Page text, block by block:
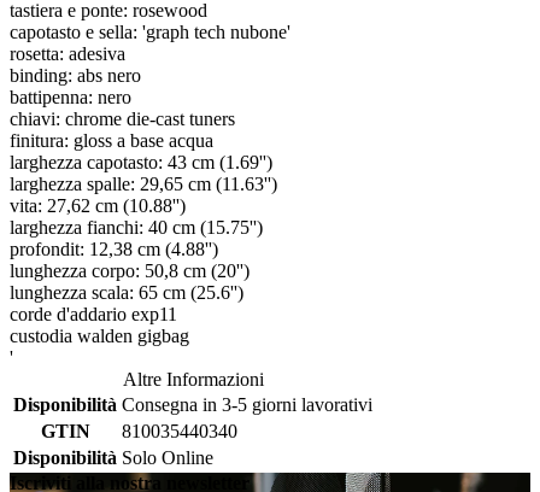
tastiera e ponte: rosewood
capotasto e sella: 'graph tech nubone'
rosetta: adesiva
binding: abs nero
battipenna: nero
chiavi: chrome die-cast tuners
finitura: gloss a base acqua
larghezza capotasto: 43 cm (1.69'')
larghezza spalle: 29,65 cm (11.63'')
vita: 27,62 cm (10.88'')
larghezza fianchi: 40 cm (15.75'')
profondit: 12,38 cm (4.88'')
lunghezza corpo: 50,8 cm (20'')
lunghezza scala: 65 cm (25.6'')
corde d'addario exp11
custodia walden gigbag
'
Altre Informazioni
Disponibilità Consegna in 3-5 giorni lavorativi
GTIN
810035440340
Disponibilità Solo Online
Iscriviti alla nostra newsletter